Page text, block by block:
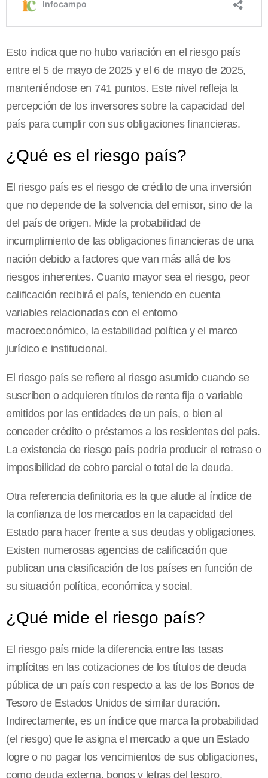
Esto indica que no hubo variación en el riesgo país
entre el 5 de mayo de 2025 y el 6 de mayo de 2025,
manteniéndose en 741 puntos. Este nivel refleja la
percepción de los inversores sobre la capacidad del
país para cumplir con sus obligaciones financieras.
¿Qué es el riesgo país?
El riesgo país es el riesgo de crédito de una inversión
que no depende de la solvencia del emisor, sino de la
del país de origen. Mide la probabilidad de
incumplimiento de las obligaciones financieras de una
nación debido a factores que van más allá de los
riesgos inherentes. Cuanto mayor sea el riesgo, peor
calificación recibirá el país, teniendo en cuenta
variables relacionadas con el entorno
macroeconómico, la estabilidad política y el marco
jurídico e institucional.
El riesgo país se refiere al riesgo asumido cuando se
suscriben o adquieren títulos de renta fija o variable
emitidos por las entidades de un país, o bien al
conceder crédito o préstamos a los residentes del país.
La existencia de riesgo país podría producir el retraso o
imposibilidad de cobro parcial o total de la deuda.
Otra referencia definitoria es la que alude al índice de
la confianza de los mercados en la capacidad del
Estado para hacer frente a sus deudas y obligaciones.
Existen numerosas agencias de calificación que
publican una clasificación de los países en función de
su situación política, económica y social.
¿Qué mide el riesgo país?
El riesgo país mide la diferencia entre las tasas
implícitas en las cotizaciones de los títulos de deuda
pública de un país con respecto a las de los Bonos de
Tesoro de Estados Unidos de similar duración.
Indirectamente, es un índice que marca la probabilidad
(el riesgo) que le asigna el mercado a que un Estado
logre o no pagar los vencimientos de sus obligaciones,
como deuda externa, bonos y letras del tesoro.